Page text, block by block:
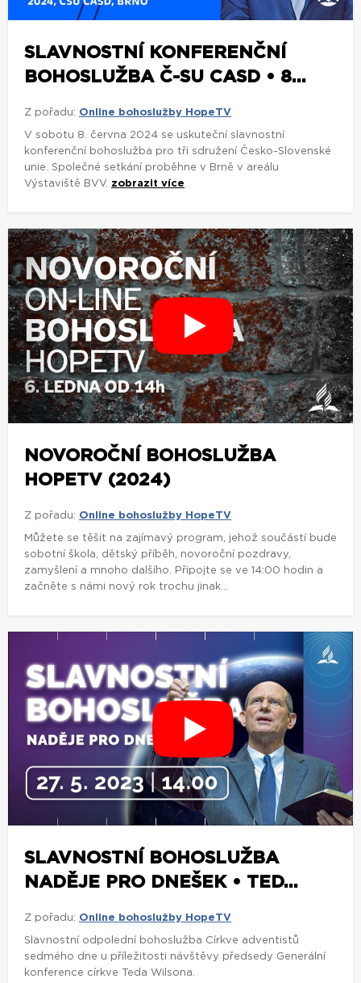
SLAVNOSTNÍ KONFERENČNÍ
BOHOSLUŽBA Č-SU CASD • 8...
Z pořadu: Online bohoslužby HopeTV
V sobotu 8. června 2024 se uskuteční slavnostní
konferenční bohoslužba pro tři sdružení Česko-Slovenské
unie. Společné setkání proběhne v Brně v areálu
Výstaviště BVV. zobrazit více
NOVOROČNÍ BOHOSLUŽBA
HOPETV (2024)
Z pořadu: Online bohoslužby HopeTV
Můžete se těšit na zajímavý program, jehož součástí bude
sobotní škola, dětský příběh, novoroční pozdravy,
zamyšlení a mnoho dalšího. Připojte se ve 14:00 hodin a
začněte s námi nový rok trochu jinak...
SLAVNOSTNÍ BOHOSLUŽBA
NADĚJE PRO DNEŠEK • TED...
Z pořadu: Online bohoslužby HopeTV
Slavnostní odpolední bohoslužba Církve adventistů
sedmého dne u příležitosti návštěvy předsedy Generální
konference církve Teda Wilsona.